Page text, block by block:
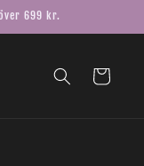
699 kr.
Cart